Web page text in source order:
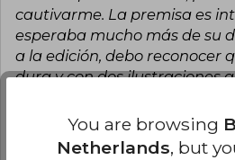
cautivarme. La premisa es
esperaba mucho más de su
a la edición, debo reconocer
dura y con dos ilustraciones
Translate to english
You are browsing
Netherlands, but